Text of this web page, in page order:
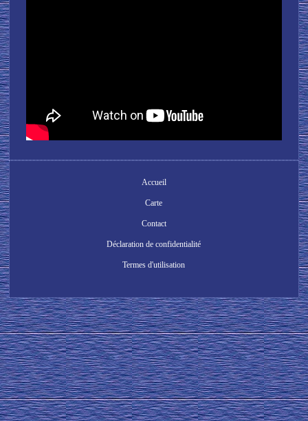
Accueil
Carte
Contact
Déclaration de confidentialité
Termes d'utilisation